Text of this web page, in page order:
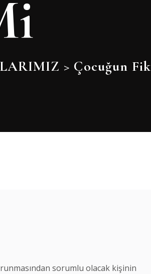
> Çocuğun
sorumlu olacak kişinin